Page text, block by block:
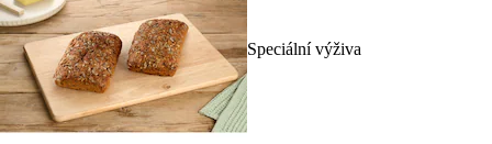
Speciální výživa